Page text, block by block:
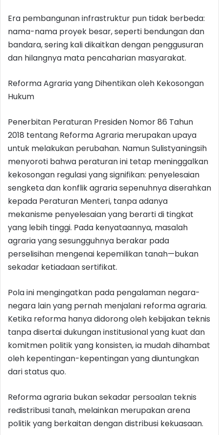
Era pembangunan infrastruktur pun tidak berbeda:
nama-nama proyek besar, seperti bendungan dan
bandara, sering kali dikaitkan dengan penggusuran
dan hilangnya mata pencaharian masyarakat.
Reforma Agraria yang Dihentikan oleh Kekosongan
Hukum
Penerbitan Peraturan Presiden Nomor 86 Tahun
2018 tentang Reforma Agraria merupakan upaya
untuk melakukan perubahan. Namun Sulistyaningsih
menyoroti bahwa peraturan ini tetap meninggalkan
kekosongan regulasi yang signifikan: penyelesaian
sengketa dan konflik agraria sepenuhnya diserahkan
kepada Peraturan Menteri, tanpa adanya
mekanisme penyelesaian yang berarti di tingkat
yang lebih tinggi. Pada kenyataannya, masalah
agraria yang sesungguhnya berakar pada
perselisihan mengenai kepemilikan tanah—bukan
sekadar ketiadaan sertifikat.
Pola ini mengingatkan pada pengalaman negara-
negara lain yang pernah menjalani reforma agraria.
Ketika reforma hanya didorong oleh kebijakan teknis
tanpa disertai dukungan institusional yang kuat dan
komitmen politik yang konsisten, ia mudah dihambat
oleh kepentingan-kepentingan yang diuntungkan
dari status quo.
Reforma agraria bukan sekadar persoalan teknis
redistribusi tanah, melainkan merupakan arena
politik yang berkaitan dengan distribusi kekuasaan.